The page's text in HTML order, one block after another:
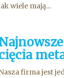
wiele mają...
firma jest